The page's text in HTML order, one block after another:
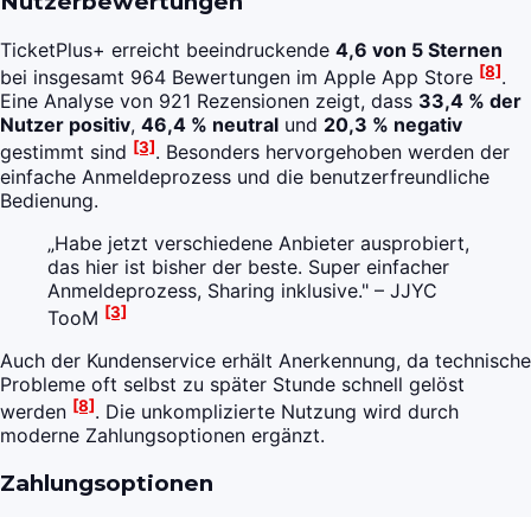
TicketPlus+ erreicht beeindruckende 4,6 von 5 Sternen
bei insgesamt 964 Bewertungen im Apple App Store [8].
Eine Analyse von 921 Rezensionen zeigt, dass 33,4 % der
Nutzer positiv, 46,4 % neutral und 20,3 % negativ
gestimmt sind [3]. Besonders hervorgehoben werden der
einfache Anmeldeprozess und die benutzerfreundliche
Bedienung.
„Habe jetzt verschiedene Anbieter ausprobiert,
das hier ist bisher der beste. Super einfacher
Anmeldeprozess, Sharing inklusive." – JJYC
TooM [3]
Auch der Kundenservice erhält Anerkennung, da technische
Probleme oft selbst zu später Stunde schnell gelöst
werden [8]. Die unkomplizierte Nutzung wird durch
moderne Zahlungsoptionen ergänzt.
Zahlungsoptionen